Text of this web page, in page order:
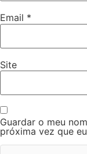
Email *
Site
Guardar o meu
próxima vez que